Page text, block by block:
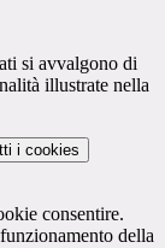
si avvalgono di
illustrate nella
i cookies
consentire.
della